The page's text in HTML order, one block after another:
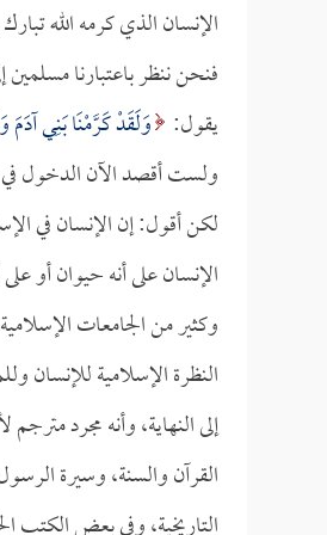
الإنسان الذي كرمه الله
فنحن ننظر باعتبارنا
يقول: وَلَقَدْ كَرَّمْنَا بَنِي
ولست أقصد الآن الدخول في
لكن أقول: إن الإنسان في
الإنسان على أنه حيوان أو
وكثير من الجامعات
النظرة الإسلامية للإنسان
إلى النهاية، وأنه مجرد
القرآن والسنة، وسيرة